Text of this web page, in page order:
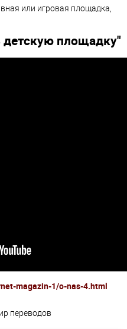
или игровая площадка,
площадку"
magazin-1/o-nas-4.html
переводов